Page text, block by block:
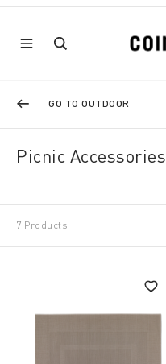
GO TO OUTDOOR
Picnic Accessories
7 Products